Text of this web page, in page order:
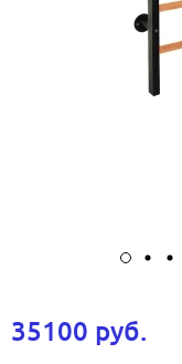
35100 руб.